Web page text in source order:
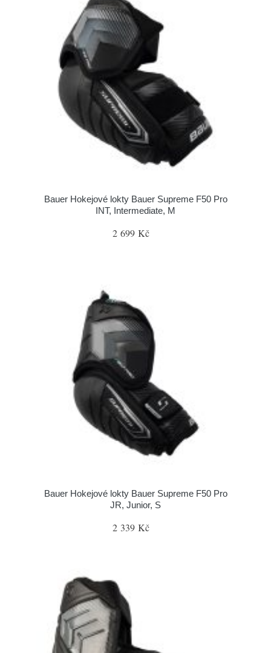
Bauer Hokejové lokty Bauer Supreme F50 Pro
INT, Intermediate, M
2 699 Kč
Bauer Hokejové lokty Bauer Supreme F50 Pro
JR, Junior, S
2 339 Kč